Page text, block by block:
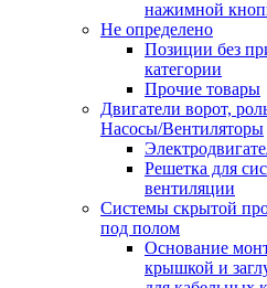
нажимной
Не определено
Позиции без
категории
Прочие товары
Двигатели ворот,
Насосы/Вентиляторы
Решетка для
вентиляции
Системы скрытой
под полом
Основание
крышкой и